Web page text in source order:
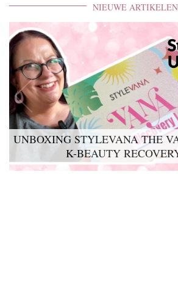
NIEUWE
UNBOXING STYLEVANA THE
K-BEAUTY